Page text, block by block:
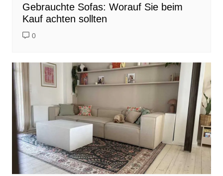
Gebrauchte Sofas: Worauf Sie beim
Kauf achten sollten
0